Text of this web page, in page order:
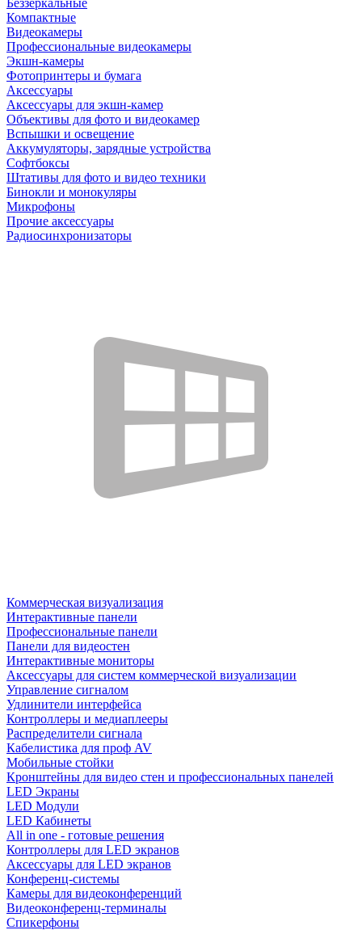
Беззеркальные
Компактные
Видеокамеры
Профессиональные видеокамеры
Экшн-камеры
Фотопринтеры и бумага
Аксессуары
Аксессуары для экшн-камер
Объективы для фото и видеокамер
Вспышки и освещение
Аккумуляторы, зарядные устройства
Софтбоксы
Штативы для фото и видео техники
Бинокли и монокуляры
Микрофоны
Прочие аксессуары
Радиосинхронизаторы
Коммерческая визуализация
Интерактивные панели
Профессиональные панели
Панели для видеостен
Интерактивные мониторы
Аксессуары для систем коммерческой визуализации
Управление сигналом
Удлинители интерфейса
Контроллеры и медиаплееры
Распределители сигнала
Кабелистика для проф AV
Мобильные стойки
Кронштейны для видео стен и профессиональных панелей
LED Экраны
LED Модули
LED Кабинеты
All in one - готовые решения
Контроллеры для LED экранов
Аксессуары для LED экранов
Конференц-системы
Камеры для видеоконференций
Видеоконференц-терминалы
Спикерфоны